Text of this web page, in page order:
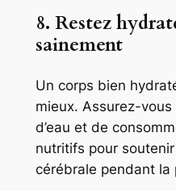
8. Restez
sainement
Un corps bien
mieux. Assurez-
d’eau et de
nutritifs pour
cérébrale pendant la